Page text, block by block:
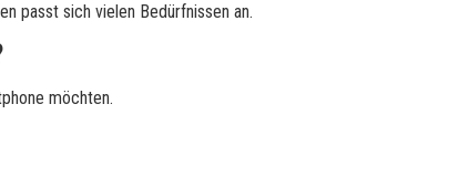
passt sich vielen Bedürfnissen an.
möchten.